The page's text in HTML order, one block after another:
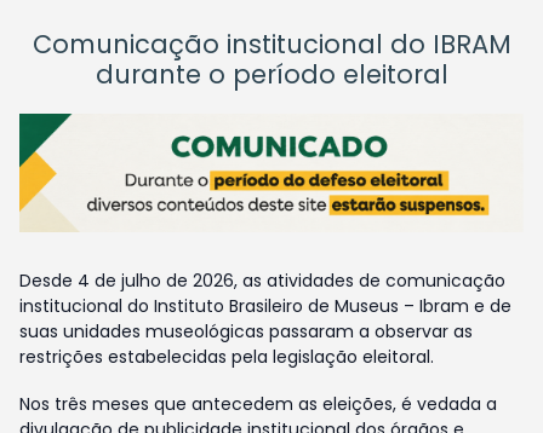
Comunicação institucional do IBRAM
durante o período eleitoral
Desde 4 de julho de 2026, as atividades de comunicação
institucional do Instituto Brasileiro de Museus – Ibram e de
suas unidades museológicas passaram a observar as
restrições estabelecidas pela legislação eleitoral.
Nos três meses que antecedem as eleições, é vedada a